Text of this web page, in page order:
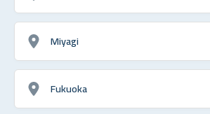
Miyagi
Fukuoka